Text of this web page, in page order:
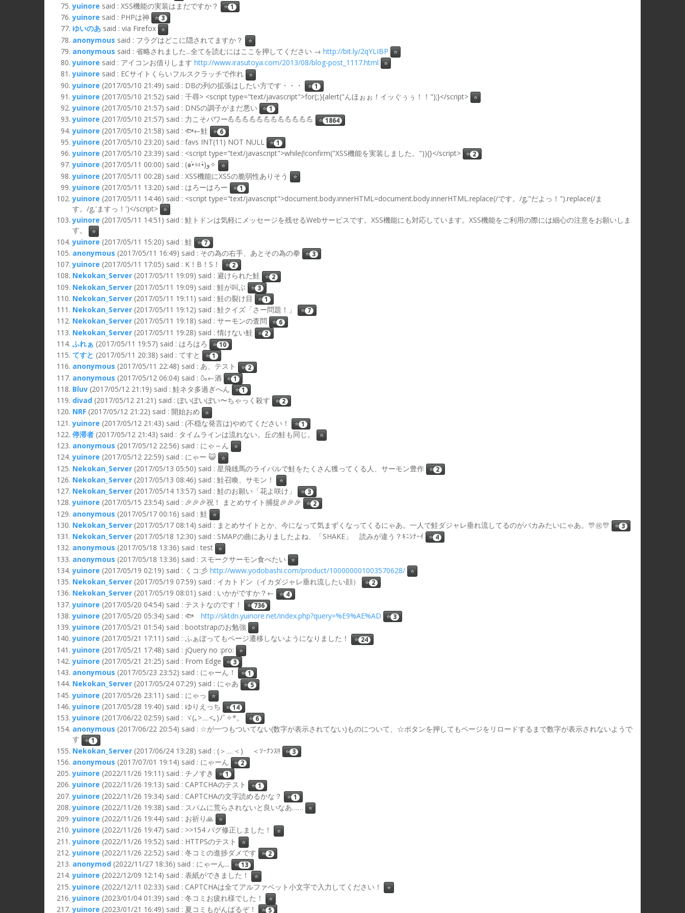
yuinore said : XSS機能の実装はまだですか？ ⭐ 1
yuinore said : PHPは神 ⭐ 3
ゆいのあ said : via Firefox ⭐
anonymous said : フラグはどこに隠されてますか？ ⭐
anonymous said : 省略されました...全てを読むにはここを押してください → http://bit.ly/2qYLIBP ⭐
yuinore said : アイコンお借りします http://www.irasutoya.com/2013/08/blog-post_1117.html ⭐
yuinore said : ECサイトくらいフルスクラッチで作れ ⭐
yuinore (2017/05/10 21:49) said : DBの列の拡張はしたい方です・・・ ⭐ 1
yuinore (2017/05/10 21:52) said : 千尋> <script type="text/javascript">for(;;){alert("んほぉぉ！イッぐぅぅ！！");}</script> ⭐
yuinore (2017/05/10 21:57) said : DNSの調子がまだ悪い ⭐ 1
yuinore (2017/05/10 21:57) said : 力こそパワー💪💪💪💪💪💪💪💪💪💪💪💪 ⭐ 1864
yuinore (2017/05/10 21:58) said : 🐟←鮭 ⭐ 6
yuinore (2017/05/10 23:20) said : favs INT(11) NOT NULL ⭐ 1
yuinore (2017/05/10 23:39) said : <script type="text/javascript">while(!confirm("XSS機能を実装しました。")){}</script> ⭐ 2
yuinore (2017/05/11 00:00) said : (๑•̀ㅂ•́)و✧ ⭐
yuinore (2017/05/11 00:28) said : XSS機能にXSSの脆弱性ありそう ⭐
yuinore (2017/05/11 13:20) said : はろーはろー ⭐ 1
yuinore (2017/05/11 14:46) said : <script type="text/javascript">document.body.innerHTML=document.body.innerHTML.replace(/です。/g,"だよっ！").replace(/ま
す。/g,'ますっ！')</script> ⭐
yuinore (2017/05/11 14:51) said : 鮭トドンは気軽にメッセージを残せるWebサービスです。XSS機能にも対応しています。XSS機能をご利用の際には細心の注意をお願いしま
す。
⭐
yuinore (2017/05/11 15:20) said : 鮭 ⭐ 7
anonymous (2017/05/11 16:49) said : その為の右手、あとその為の拳 ⭐ 3
yuinore (2017/05/11 17:05) said : K！B！S！ ⭐ 2
Nekokan_Server (2017/05/11 19:09) said : 避けられた鮭 ⭐ 2
Nekokan_Server (2017/05/11 19:09) said : 鮭が叫ぶ ⭐ 3
Nekokan_Server (2017/05/11 19:11) said : 鮭の裂け目 ⭐ 1
Nekokan_Server (2017/05/11 19:12) said : 鮭クイズ「さー問題！」 ⭐ 7
Nekokan_Server (2017/05/11 19:18) said : サーモンの査問 ⭐ 6
Nekokan_Server (2017/05/11 19:28) said : 情けない鮭 ⭐ 2
ふれぁ (2017/05/11 19:57) said : はろはろ ⭐ 10
てすと (2017/05/11 20:38) said : てすと ⭐ 1
anonymous (2017/05/11 22:48) said : あ、テスト ⭐ 2
anonymous (2017/05/12 06:04) said : 🍶←酒 ⭐ 1
Bluv (2017/05/12 21:19) said : 鮭ネタ多過ぎへん ⭐ 1
divad (2017/05/12 21:21) said : ぽいぽいぽい〜ちゃっく殺す ⭐ 2
NRF (2017/05/12 21:22) said : 開始おめ ⭐
yuinore (2017/05/12 21:43) said : (不穏な発言は)やめてください！ ⭐ 1
停滞者 (2017/05/12 21:43) said : タイムラインは流れない。丘の鮭も同じ。 ⭐
anonymous (2017/05/12 22:56) said : にゃ～ん ⭐
yuinore (2017/05/12 22:59) said : にゃー 😺 ⭐
Nekokan_Server (2017/05/13 05:50) said : 星飛雄馬のライバルで鮭をたくさん獲ってくる人、サーモン豊作 ⭐ 2
Nekokan_Server (2017/05/13 08:46) said : 鮭召喚、サモン！ ⭐
Nekokan_Server (2017/05/14 13:57) said : 鮭のお願い「花よ咲け」 ⭐ 3
yuinore (2017/05/15 23:54) said : 🎉🎉🎉祝！ まとめサイト捕捉🎉🎉🎉 ⭐ 2
anonymous (2017/05/17 00:16) said : 鮭 ⭐
Nekokan_Server (2017/05/17 08:14) said : まとめサイトとか、今になって気まずくなってくるにゃあ。一人で鮭ダジャレ垂れ流してるのがバカみたいにゃあ。🎊㊗️🎊 ⭐ 3
Nekokan_Server (2017/05/18 12:30) said : SMAPの曲にありましたよね、「SHAKE」 読みが違う？ｷﾆｼﾅｰｲ ⭐ 4
anonymous (2017/05/18 13:36) said : test ⭐
anonymous (2017/05/18 13:36) said : スモークサーモン食べたい ⭐
yuinore (2017/05/19 02:19) said : くコ:彡 http://www.yodobashi.com/product/100000001003570628/ ⭐
Nekokan_Server (2017/05/19 07:59) said : イカトドン（イカダジャレ垂れ流したい顔） ⭐ 2
Nekokan_Server (2017/05/19 08:01) said : いかがですか？← ⭐ 4
yuinore (2017/05/20 04:54) said : テストなのです！ ⭐ 736
yuinore (2017/05/20 05:34) said : 🐟 http://sktdn.yuinore.net/index.php?query=%E9%AE%AD ⭐ 3
yuinore (2017/05/21 01:54) said : bootstrapのお勉強 ⭐
yuinore (2017/05/21 17:11) said : ふぁぼってもページ遷移しないようになりました！ ⭐ 24
yuinore (2017/05/21 17:48) said : jQuery no :pro: ⭐
yuinore (2017/05/21 21:25) said : From Edge ⭐ 3
anonymous (2017/05/23 23:52) said : にゃーん！ ⭐ 1
Nekokan_Server (2017/05/24 07:29) said : にゃあ ⭐ 5
yuinore (2017/05/26 23:11) said : にゃっ ⭐
yuinore (2017/05/28 19:40) said : ゆりえっち ⭐ 14
yuinore (2017/06/22 02:59) said : ヾ(｡>﹏<｡)ﾉﾞ✧*。 ⭐ 6
anonymous (2017/06/22 20:54) said : ☆が一つもついてない(数字が表示されてない)ものについて、☆ボタンを押してもページをリロードするまで数字が表示されないようで
す
⭐ 1
Nekokan_Server (2017/06/24 13:28) said : (＞﹏＜)ゝ ＜ｿｰﾅﾝｽ!! ⭐ 3
anonymous (2017/07/01 19:14) said : にゃーん ⭐ 2
yuinore (2022/11/26 19:11) said : チノすき ⭐ 1
yuinore (2022/11/26 19:13) said : CAPTCHAのテスト ⭐ 1
yuinore (2022/11/26 19:34) said : CAPTCHAの文字読めるかな？ ⭐ 1
yuinore (2022/11/26 19:38) said : スパムに荒らされないと良いなあ…… ⭐
yuinore (2022/11/26 19:44) said : お祈り🙏 ⭐
yuinore (2022/11/26 19:47) said : >>154 バグ修正しました！ ⭐
yuinore (2022/11/26 19:52) said : HTTPSのテスト ⭐
yuinore (2022/11/26 22:52) said : 冬コミの進捗ダメです ⭐ 2
anonymod (2022/11/27 18:36) said : にゃーん... ⭐ 13
yuinore (2022/12/09 12:14) said : 表紙ができました！ ⭐
yuinore (2022/12/11 02:33) said : CAPTCHAは全てアルファベット小文字で入力してください！ ⭐
yuinore (2023/01/04 01:39) said : 冬コミお疲れ様でした！ ⭐
yuinore (2023/01/21 16:49) said : 夏コミもがんばるぞ！ ⭐ 5